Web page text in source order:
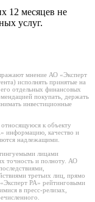
12 месяцев не
услуг.
мнение АО «Эксперт
исполнять принятые на
отдельных финансовых
покупать, держать
инвестиционные
к объекту
информацию, качество и
надлежащими.
лицами
точность и полноту. АО
третьих лиц, прямо
РА» рейтинговыми
в пресс-релизах,